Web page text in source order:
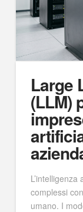
Large
(LLM)
complessi
umano. I